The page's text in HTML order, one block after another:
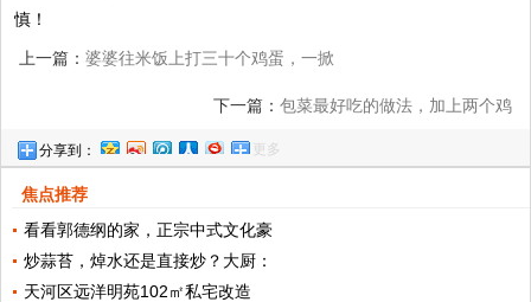
慎！
上一篇： 婆婆往米饭上打三十个鸡蛋，一掀
下一篇： 包菜最好吃的做法，加上两个鸡
分享到： 更多
焦点推荐
看看郭德纲的家，正宗中式文化豪
炒蒜苔，焯水还是直接炒？大厨：
天河区远洋明苑102㎡私宅改造